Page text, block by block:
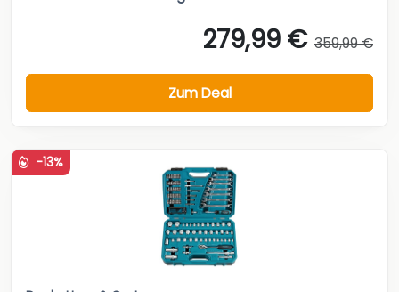
279,99 € 359,99 €
Zum Deal
-13%